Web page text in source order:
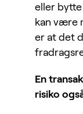
eller
kan være
er at det
En
risiko